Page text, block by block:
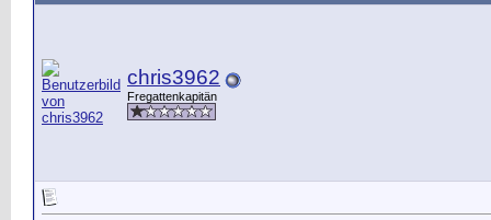
chris3962
Fregattenkapitän